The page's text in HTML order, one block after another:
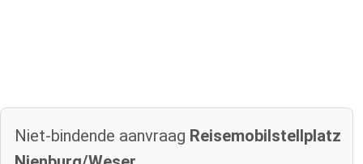
Niet-bindende aanvraag Reisemobilstellplatz